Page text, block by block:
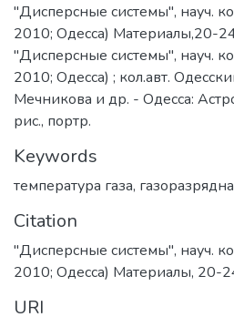
"Дисперсные системы", науч.
2010; Одесса) Материалы,20-
"Дисперсные системы", науч.
2010; Одесса) ; кол.авт.
Мечникова и др. - Одесса:
рис., портр.
Keywords
температура газа,
Citation
"Дисперсные системы", науч.
2010; Одесса) Материалы, 20-
URI